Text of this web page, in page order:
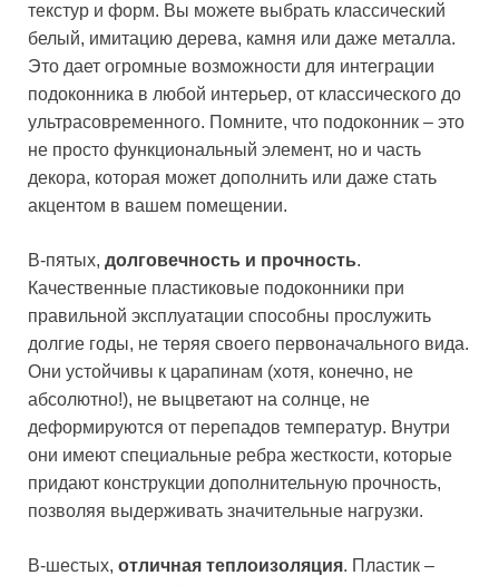
текстур и форм. Вы можете выбрать классический
белый, имитацию дерева, камня или даже металла.
Это дает огромные возможности для интеграции
подоконника в любой интерьер, от классического до
ультрасовременного. Помните, что подоконник – это
не просто функциональный элемент, но и часть
декора, которая может дополнить или даже стать
акцентом в вашем помещении.
В-пятых, долговечность и прочность.
Качественные пластиковые подоконники при
правильной эксплуатации способны прослужить
долгие годы, не теряя своего первоначального вида.
Они устойчивы к царапинам (хотя, конечно, не
абсолютно!), не выцветают на солнце, не
деформируются от перепадов температур. Внутри
они имеют специальные ребра жесткости, которые
придают конструкции дополнительную прочность,
позволяя выдерживать значительные нагрузки.
В-шестых, отличная теплоизоляция. Пластик –